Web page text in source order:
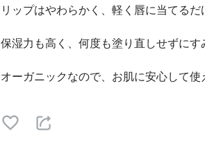
リップはやわらかく、軽く唇に当てるだ
保湿力も高く、何度も塗り直しせずにす
オーガニックなので、お肌に安心して使